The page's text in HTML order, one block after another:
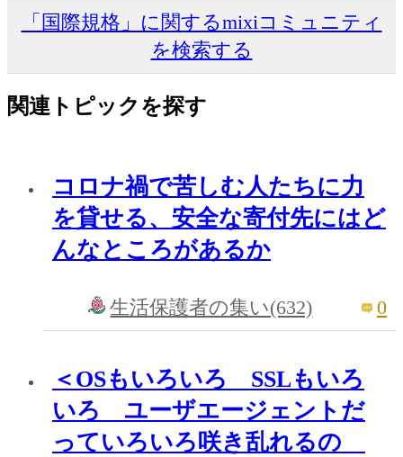
「国際規格」に関するmixiコミュニティ
を検索する
関連トピックを探す
コロナ禍で苦しむ人たちに力
を貸せる、安全な寄付先にはど
んなところがあるか
生活保護者の集い(632) 0
＜OSもいろいろ SSLもいろ
いろ ユーザエージェントだ
っていろいろ咲き乱れるの